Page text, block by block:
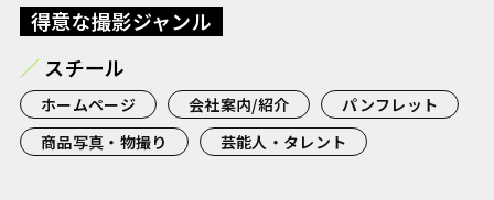
得意な撮影ジャンル
スチール
ホームページ 会社案内/紹介
パンフレット
商品写真・物撮り
芸能人・タレント